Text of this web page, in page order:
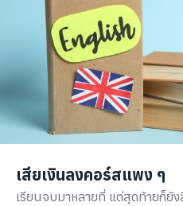
เสียเงินลงคอร์สแพง ๆ
เรียนจบมาหลายที่ แต่สุดท้ายก็ยัง